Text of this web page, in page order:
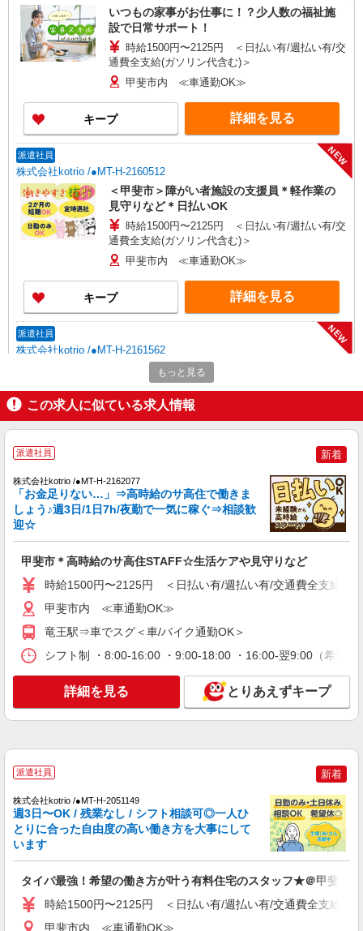
いつもの家事がお仕事に！？少人数の福祉施
設で日常サポート！
時給1500円〜2125円 ＜日払い有/週払い有/交
通費全支給(ガソリン代含む)＞
甲斐市内 ≪車通勤OK≫
キープ 詳細を見る
派遣社員
株式会社kotrio /●MT-H-2160512
NEW
＜甲斐市＞障がい者施設の支援員＊軽作業の
見守りなど＊日払いOK
時給1500円〜2125円 ＜日払い有/週払い有/交
通費全支給(ガソリン代含む)＞
甲斐市内 ≪車通勤OK≫
キープ 詳細を見る
派遣社員
株式会社kotrio /●MT-H-2161562
NEW
経験よりも人柄が大事！グループホーム
STAFF＊50代主婦も活躍中
時給1500円〜2125円 ＜日払い有/週払い有/交
通費全支給(ガソリン代含む)＞
キープ 詳細を見る
派遣社員
株式会社kotrio /●MT-H-1980964
NEW
♪サ高住の補助STAFF
時給1500円〜2125円 ＜日払い有/週払い有/交
甲斐市内 ≪車通勤OK≫
キープ 詳細を見る
株式会社kotrio /●MT-H-2157713
NEW
甲斐市内 ≪車通勤OK≫
キープ 詳細を見る
株式会社kotrio /●MT-H-2068710
NEW
＼収入アップを全面サポート／小規模デイ
STAFF｜資格支援制度あり
もっと見る
この求人に似ている求人情報
派遣社員 新着
株式会社kotrio /●MT-H-2162077
「お金足りない…」⇒高時給のサ高住で働きま
しょう♪週3日/1日7h/夜勤で一気に稼ぐ⇒相談歓
迎☆
甲斐市＊高時給のサ高住STAFF☆生活ケアや見守りなど
時給1500円〜2125円 ＜日払い有/週払い有/交通費全支給(ガ
甲斐市内 ≪車通勤OK≫
竜王駅⇒車でスグ＜車/バイク通勤OK＞
シフト制 ・8:00-16:00 ・9:00-18:00 ・16:00-翌9:00（希
詳細を見る とりあえずキープ
派遣社員 新着
株式会社kotrio /●MT-H-2051149
週3日〜OK / 残業なし / シフト相談可◎一人ひ
とりに合った自由度の高い働き方を大事にして
います
タイパ最強！希望の働き方が叶う有料住宅のスタッフ★＠甲斐市
時給1500円〜2125円 ＜日払い有/週払い有/交通費全支給(ガ
甲斐市内 ≪車通勤OK≫